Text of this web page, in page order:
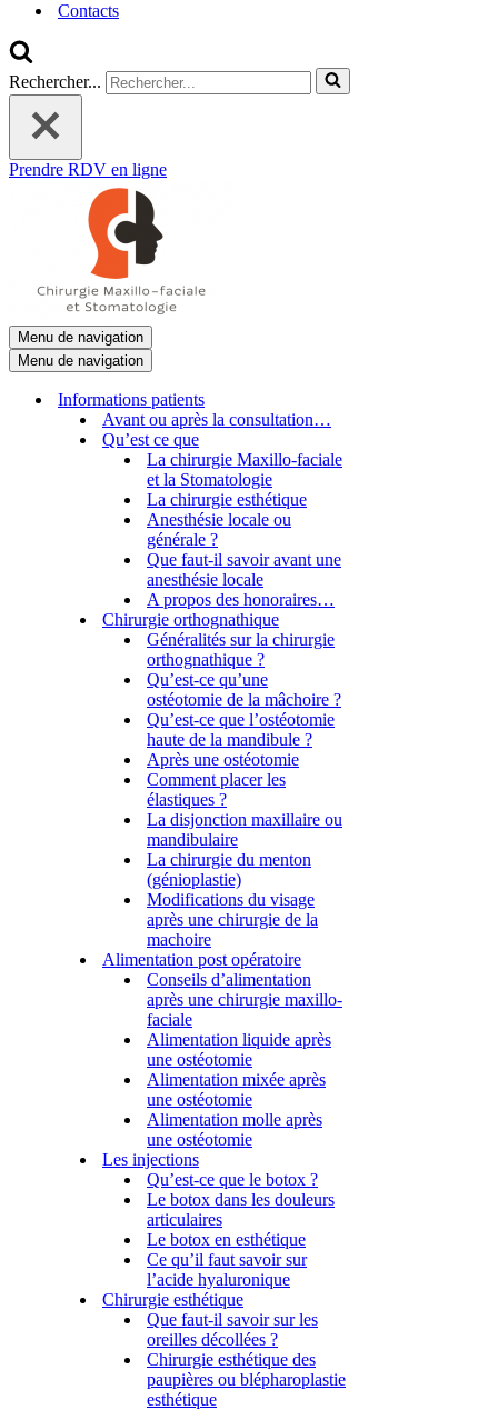
Contacts
Rechercher...
Prendre RDV en ligne
Menu de navigation
Menu de navigation
Informations patients
Avant ou après la consultation…
Qu’est ce que
La chirurgie Maxillo-faciale
et la Stomatologie
La chirurgie esthétique
Anesthésie locale ou
générale ?
Que faut-il savoir avant une
anesthésie locale
A propos des honoraires…
Chirurgie orthognathique
Généralités sur la chirurgie
orthognathique ?
Qu’est-ce qu’une
ostéotomie de la mâchoire ?
Qu’est-ce que l’ostéotomie
haute de la mandibule ?
Après une ostéotomie
Comment placer les
élastiques ?
La disjonction maxillaire ou
mandibulaire
La chirurgie du menton
(génioplastie)
Modifications du visage
après une chirurgie de la
machoire
Alimentation post opératoire
Conseils d’alimentation
après une chirurgie maxillo-
faciale
Alimentation liquide après
une ostéotomie
Alimentation mixée après
une ostéotomie
Alimentation molle après
une ostéotomie
Les injections
Qu’est-ce que le botox ?
Le botox dans les douleurs
articulaires
Le botox en esthétique
Ce qu’il faut savoir sur
l’acide hyaluronique
Chirurgie esthétique
Que faut-il savoir sur les
oreilles décollées ?
Chirurgie esthétique des
paupières ou blépharoplastie
esthétique